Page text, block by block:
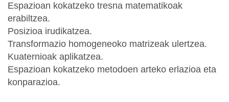
Espazioan kokatzeko tresna matematikoak
erabiltzea.
Posizioa irudikatzea.
Transformazio homogeneoko matrizeak ulertzea.
Kuaternioak aplikatzea.
Espazioan kokatzeko metodoen arteko erlazioa eta
konparazioa.